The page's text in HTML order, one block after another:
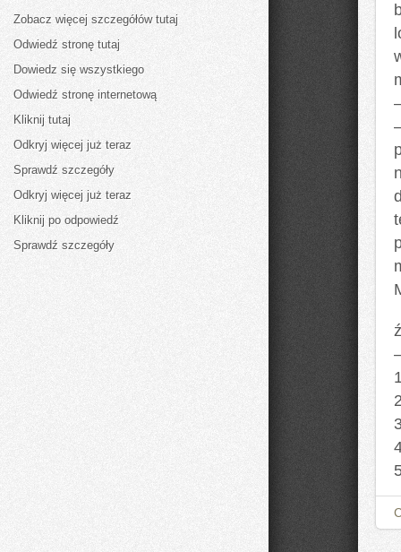
Zobacz więcej szczegółów tutaj
Odwiedź stronę tutaj
Dowiedz się wszystkiego
Odwiedź stronę internetową
Kliknij tutaj
Odkryj więcej już teraz
Sprawdź szczegóły
Odkryj więcej już teraz
Kliknij po odpowiedź
Sprawdź szczegóły